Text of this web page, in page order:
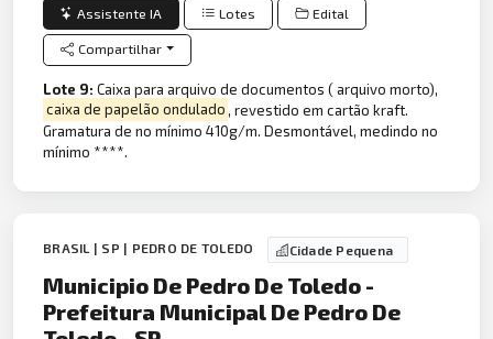
Assistente IA Lotes Edital
Compartilhar
Lote 9:Caixa para arquivo de documentos ( arquivo morto),
caixa de papelão ondulado, revestido em cartão kraft.
Gramatura de no mínimo 410g/m. Desmontável, medindo no
mínimo ****.
BRASIL | SP | PEDRO DE TOLEDO Cidade Pequena
Municipio De Pedro De Toledo -
Prefeitura Municipal De Pedro De